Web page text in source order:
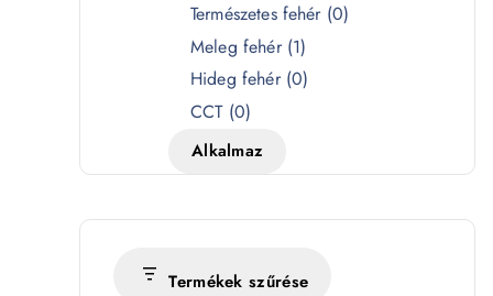
é
s
Természetes fehér (0)
Meleg fehér (1)
Hideg fehér (0)
CCT (0)
Alkalmaz
Termékek szűrése